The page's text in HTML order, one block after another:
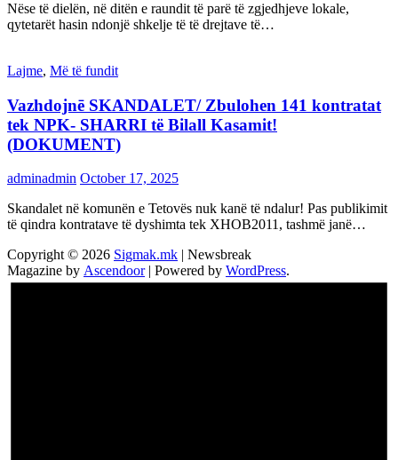
Nëse të dielën, në ditën e raundit të parë të zgjedhjeve lokale,
qytetarët hasin ndonjë shkelje të të drejtave të…
Lajme, Më të fundit
Vazhdojnē SKANDALET/ Zbulohen 141 kontratat
tek NPK- SHARRI të Bilall Kasamit!
(DOKUMENT)
adminadmin October 17, 2025
Skandalet në komunën e Tetovës nuk kanë të ndalur! Pas publikimit
të qindra kontratave të dyshimta tek XHOB2011, tashmë janë…
Copyright © 2026 Sigmak.mk | Newsbreak
Magazine by Ascendoor| Powered by WordPress.